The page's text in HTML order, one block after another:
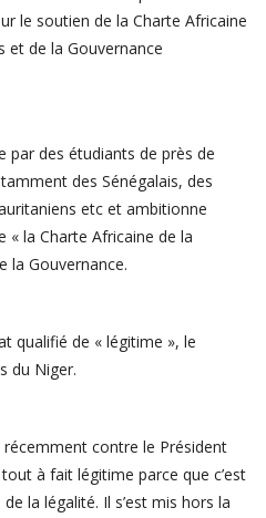
le soutien de la Charte Africaine
et de la Gouvernance
par des étudiants de près de
des Sénégalais, des
etc et ambitionne
la Charte Africaine de la
la Gouvernance.
qualifié de « légitime », le
du Niger.
récemment contre le Président
à fait légitime parce que c’est
la légalité. Il s’est mis hors la